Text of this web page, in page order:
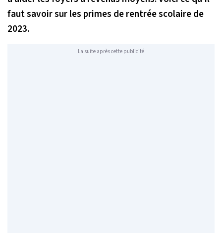
faut savoir sur les primes de rentrée scolaire de
2023.
La suite après cette publicité